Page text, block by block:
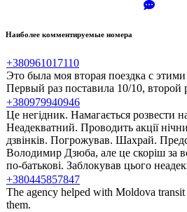
Наиболее комментируемые номера
+380961017110
Это была моя вторая поездка с
Первый раз поставила 10/10, второй
+380979940946
Це негідник. Намагається розвести
Неадекватний. Проводить акції
дзвінків. Погрожував. Шахрай.
Володимир Дзюба, але це скоріш за
по-батькові. Заблокував цього
+380445857847
The agency helped with Moldova
them.